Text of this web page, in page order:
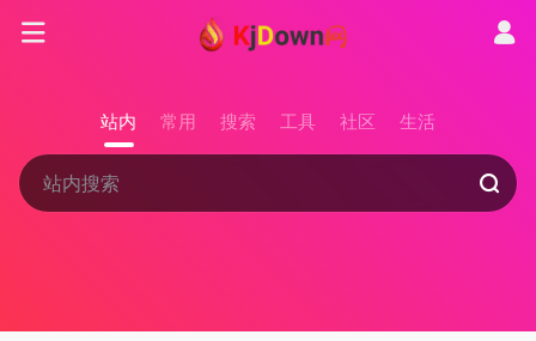
站内 常用 搜索 工具 社区 生活